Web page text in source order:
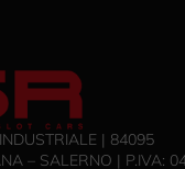
| 84095
– SALERNO | P.IVA: